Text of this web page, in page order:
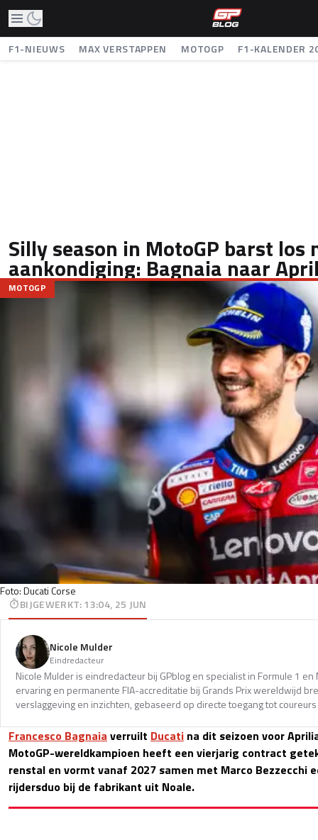
F1-NIEUWS MAX VERSTAPPEN MOTOGP F1-KALENDER
Silly season in MotoGP barst los
aankondiging: Bagnaia naar
Foto: Ducati Corse
MOTOGP
BIJGEWERKT:13:04, 25 JUN
Nicole Mulder
Eindredacteur
Nicole Mulder is eindredacteur bij GPblog en specialist in Formule 1 en
ervaring en permanente FIA-accreditatie bij Grands Prix wereldwijd
verslaggeving en inzichten, gebaseerd op directe toegang tot
Francesco Bagnaia verruilt Ducati na dit seizoen voor
MotoGP-wereldkampioen heeft een vierjarig contract
renstal en vormt vanaf 2027 samen met Marco Bezzecchi
rijdersduo bij de fabrikant uit Noale.